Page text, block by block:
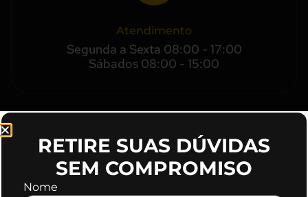
Atendimento
Segunda a Sexta 08:00 - 17:00
Sábados 08:00 - 15:00
RETIRE SUAS DÚVIDAS
SEM COMPROMISO
Nome